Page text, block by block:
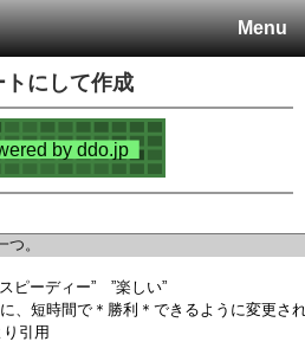
Menu
トにして作成